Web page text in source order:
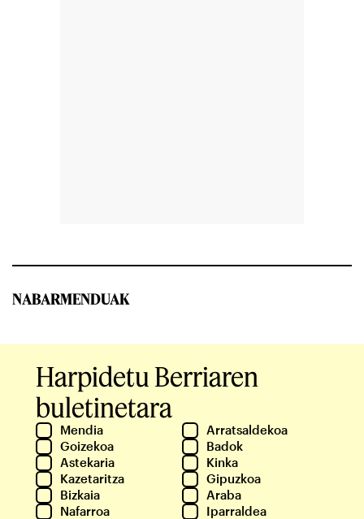
NABARMENDUAK
Harpidetu Berriaren
buletinetara
Mendia
Arratsaldekoa
Goizekoa
Badok
Astekaria
Kinka
Kazetaritza
Gipuzkoa
Bizkaia
Araba
Nafarroa
Iparraldea